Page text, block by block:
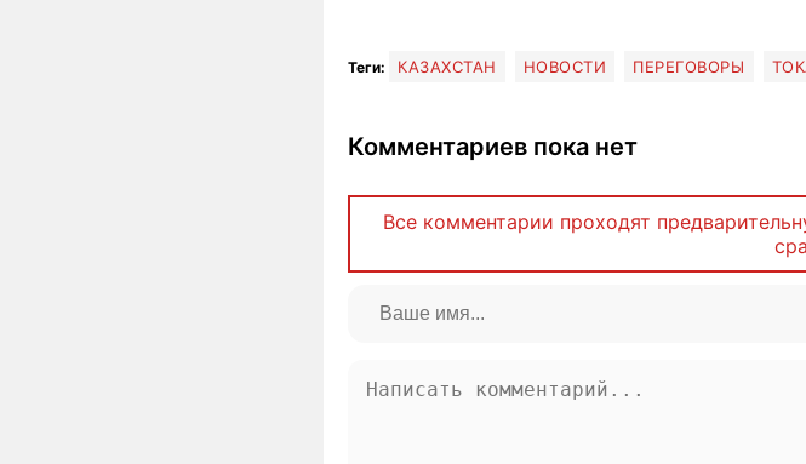
Теги: КАЗАХСТАН НОВОСТИ ПЕРЕГОВОРЫ
Комментариев пока нет
Все комментарии проходят